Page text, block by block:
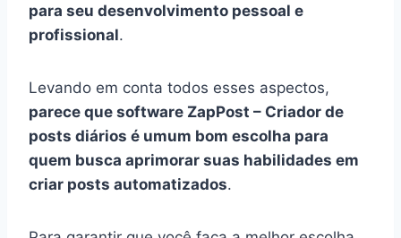
para seu desenvolvimento pessoal e
profissional.
Levando em conta todos esses aspectos,
parece que software ZapPost – Criador de
posts diários é umum bom escolha para
quem busca aprimorar suas habilidades em
criar posts automatizados.